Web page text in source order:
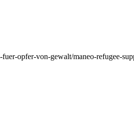
opfer-von-gewalt/maneo-refugee-